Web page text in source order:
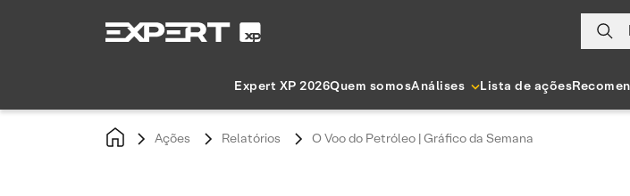
Expert XP 2026Quem somosAnálises Lista de ações
Ações Relatórios O Voo do Petróleo | Gráfico da Semana